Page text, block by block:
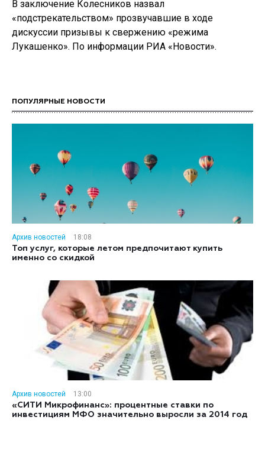
В заключение Колесников назвал
«подстрекательством» прозвучавшие в ходе
дискуссии призывы к свержению «режима
Лукашенко». По информации РИА «Новости».
ПОПУЛЯРНЫЕ НОВОСТИ
Архив новостей
18:08
Топ услуг, которые летом предпочитают купить
именно со скидкой
Архив новостей
13:00
«СИТИ Микрофинанс»: процентные ставки по
инвестициям МФО значительно выросли за 2014 год